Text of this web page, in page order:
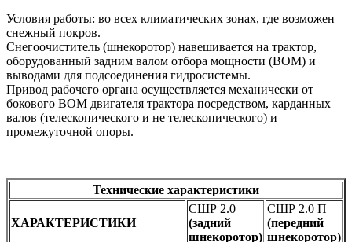
Условия работы: во всех климатических зонах, где возможен
снежный покров.
Снегоочиститель (шнекоротор) навешивается на трактор,
оборудованный задним валом отбора мощности (ВОМ) и
выводами для подсоединения гидросистемы.
Привод рабочего органа осуществляется механически от
бокового ВОМ двигателя трактора посредством, карданных
валов (телескопического и не телескопического) и
промежуточной опоры.
Технические характеристики
ХАРАКТЕРИСТИКИ
СШР 2.0
(задний
шнекоротор)
СШР 2.0 П
(передний
шнекоротор)